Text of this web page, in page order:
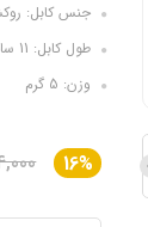
جنس کابل:
طول کابل: 11 سانتی متر
وزن: 5 گرم
16%